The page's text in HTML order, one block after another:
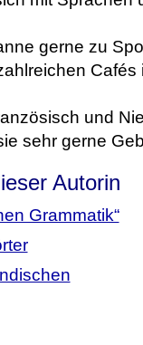
gerne zu
Cafés
und
sehr gerne
Autorin
Grammatik“